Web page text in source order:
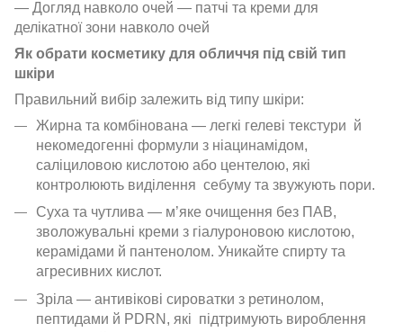
— Догляд навколо очей — патчі та креми для
делікатної зони навколо очей
Як обрати косметику для обличчя під свій тип
шкіри
Правильний вибір залежить від типу шкіри:
Жирна та комбінована — легкі гелеві текстури й
некомедогенні формули з ніацинамідом,
саліциловою кислотою або центелою, які
контролюють виділення себуму та звужують пори.
Суха та чутлива — м’яке очищення без ПАВ,
зволожувальні креми з гіалуроновою кислотою,
керамідами й пантенолом. Уникайте спирту та
агресивних кислот.
Зріла — антивікові сироватки з ретинолом,
пептидами й PDRN, які підтримують вироблення